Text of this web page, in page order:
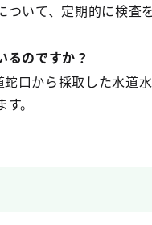
いて、定期的に検査
のですか？
口から採取した水道
。